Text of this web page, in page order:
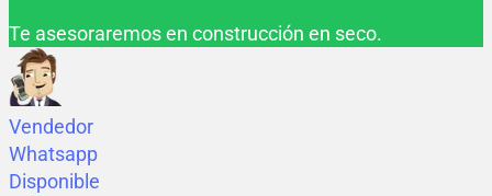
Te asesoraremos en construcción en seco.
Vendedor
Whatsapp
Disponible